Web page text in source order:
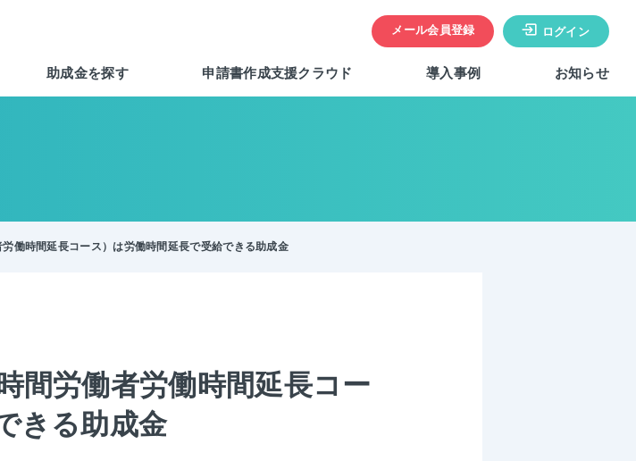
メール会員登録 ログイン
助成金を探す 申請書作成支援クラウド 導入事例 お知らせ
働時間延長コース）は労働時間延長で受給できる助成金
間労働者労働時間延長コー
きる助成金